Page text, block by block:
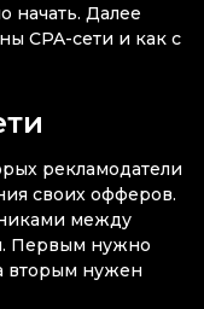
начать. Далее
CPA-сети и как с
рекламодатели
своих офферов.
между
Первым нужно
вторым нужен